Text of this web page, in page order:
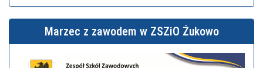
Marzec z zawodem w ZSZiO Żukowo